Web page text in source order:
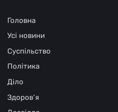
Головна
Усі новини
Суспільство
Політика
Діло
Здоров‘я